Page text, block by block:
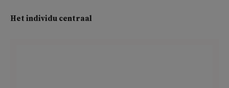
Het individu centraal